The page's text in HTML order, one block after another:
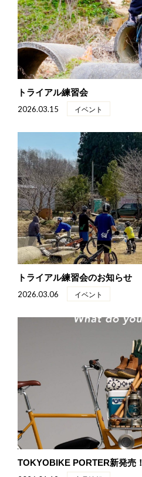
トライアル練習会
2026.03.15 イベント
トライアル練習会のお知らせ
2026.03.06 イベント
TOKYOBIKE PORTER新発売！